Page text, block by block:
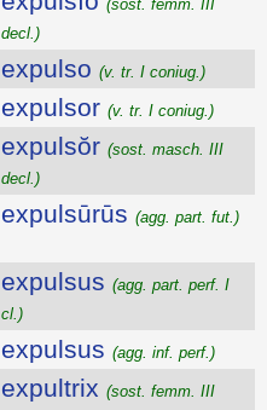
(sost. femm. III
decl.)
expulso (v. tr. I coniug.)
expulsor (v. tr. I coniug.)
expulsŏr (sost. masch. III
decl.)
expulsūrūs (agg. part. fut.)
expulsus (agg. part. perf. I
cl.)
expulsus (agg. inf. perf.)
expultrix (sost. femm. III